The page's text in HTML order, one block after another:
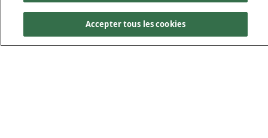
Ingénierie axée sur la
construction
Accepter tous les cookies